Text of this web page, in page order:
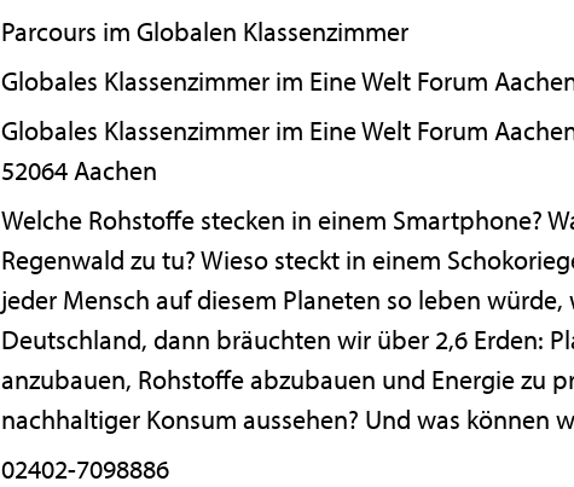
Parcours im Globalen Klassenzimmer
Globales Klassenzimmer im Eine Welt Forum
Globales Klassenzimmer im Eine Welt Forum
52064 Aachen
Welche Rohstoffe stecken in einem Smartphone?
Regenwald zu tu? Wieso steckt in einem
jeder Mensch auf diesem Planeten so leben
Deutschland, dann bräuchten wir über 2,6 Erden:
anzubauen, Rohstoffe abzubauen und Energie zu
nachhaltiger Konsum aussehen? Und was können
02402-7098886